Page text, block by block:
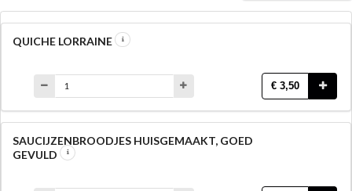
QUICHE LORRAINE
€ 3,50
SAUCIJZENBROODJES HUISGEMAAKT, GOED
GEVULD